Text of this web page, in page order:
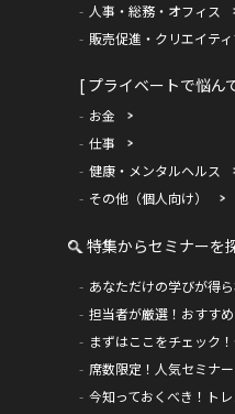
人事・総務・オフィス
販売促進・クリエイテ
[ プライベートで悩ん
お金
仕事
健康・メンタルヘルス
その他（個人向け）
特集からセミナーを
あなただけの学びが得
担当者が厳選！おすす
まずはここをチェック
席数限定！人気セミナー
今知っておくべき！ト